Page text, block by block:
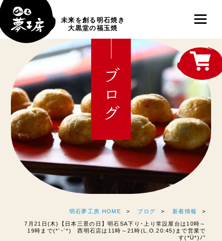
未来を創る明石焼き
大黒堂の福玉焼
ブログ
明石夢工房 HOME ブログ 新着情報
7月21日(木)【日本三景の日】明石SA下り･上り常設屋台は10時～
19時まで(*ˊᵕˋ*) 西明石店は11時～21時(L.O.20:45)まで営業で
す(*Ü*)ﾉ”
shop